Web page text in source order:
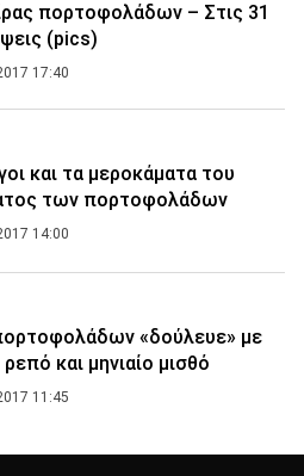
πορτοφολάδων – Στις 31
(pics)
17:40
και τα μεροκάματα του
των πορτοφολάδων
14:00
«δούλευε» με
και μηνιαίο μισθό
11:45